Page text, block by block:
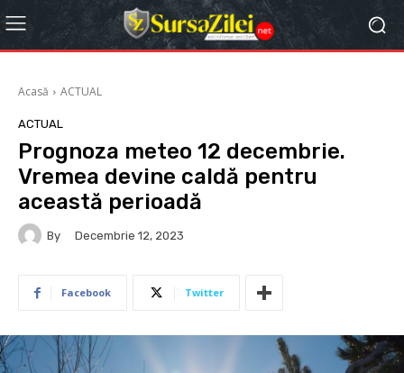
Acasă ACTUAL
ACTUAL
Prognoza meteo 12 decembrie.
Vremea devine caldă pentru
această perioadă
By Decembrie 12, 2023
Facebook Twitter